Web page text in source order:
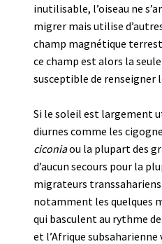
inutilisable, l’oiseau ne
migrer mais utilise
champ magnétique
ce champ est alors la
susceptible de renseigner
Si le soleil est largement
diurnes comme les
ciconiaou la plupart des
d’aucun secours pour la
migrateurs
notamment les quelques
qui basculent au rythme
et l’Afrique